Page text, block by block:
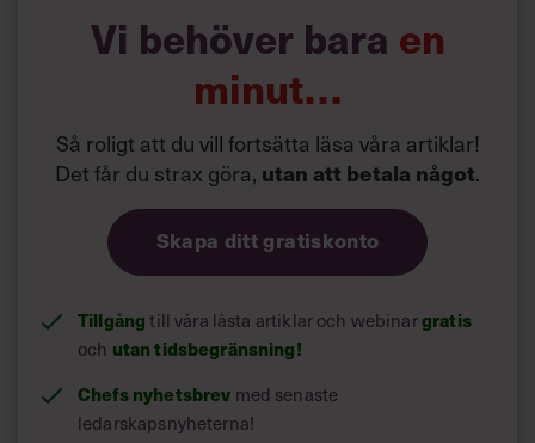
Vi behöver bara en
minut…
Så roligt att du vill fortsätta läsa våra artiklar!
Det får du strax göra, utan att betala något.
Skapa ditt gratiskonto
Tillgångtill våra låsta artiklar och webinargratis
och utan tidsbegränsning!
Chefs nyhetsbrev med senaste
ledarskapsnyheterna!